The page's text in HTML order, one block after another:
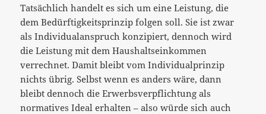
Tatsächlich handelt es sich um eine Leistung, die
dem Bedürftigkeitsprinzip folgen soll. Sie ist zwar
als Individualanspruch konzipiert, dennoch wird
die Leistung mit dem Haushaltseinkommen
verrechnet. Damit bleibt vom Individualprinzip
nichts übrig. Selbst wenn es anders wäre, dann
bleibt dennoch die Erwerbsverpflichtung als
normatives Ideal erhalten – also würde sich auch